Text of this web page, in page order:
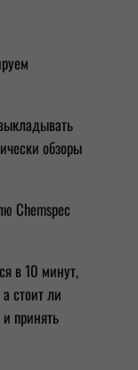
обзоры
Chemspec
в 10 минут,
стоит ли
принять